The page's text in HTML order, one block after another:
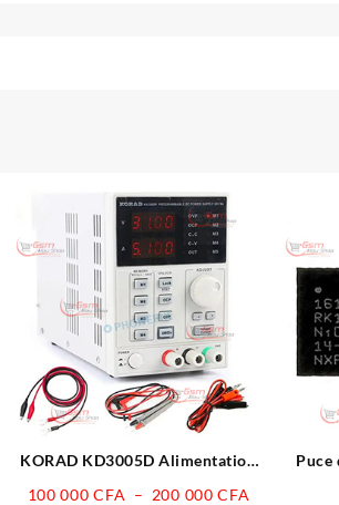
KORAD KD3005D Alimentation
100 000CFA – 200 000CFA
Puce